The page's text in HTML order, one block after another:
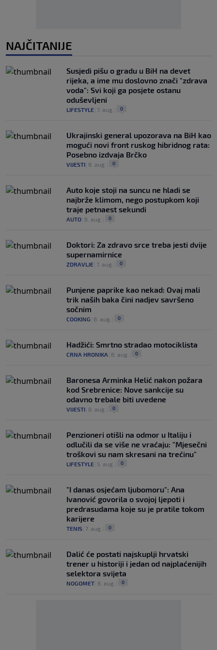
NAJČITANIJE
Susjedi pišu o gradu u BiH na devet
rijeka, a ime mu doslovno znači "zdrava
voda": Svi koji ga posjete ostanu
oduševljeni
LIFESTYLE 7. aug. 0
Ukrajinski general upozorava na BiH kao
mogući novi front ruskog hibridnog rata:
Posebno izdvaja Brčko
VIJESTI 8. aug. 0
Auto koje stoji na suncu ne hladi se
najbrže klimom, nego postupkom koji
traje petnaest sekundi
AUTO 6. aug. 0
Doktori: Za zdravo srce treba jesti dvije
supernamirnice
ZDRAVLJE 7. aug. 0
Punjene paprike kao nekad: Ovaj mali
trik naših baka čini nadjev savršeno
sočnim
COOKING 8. aug. 0
Hadžići: Smrtno stradao motociklista
CRNA HRONIKA 8. aug. 0
Baronesa Arminka Helić nakon požara
kod Srebrenice: Nove sankcije su
odavno trebale biti uvedene
VIJESTI 8. aug. 0
Penzioneri otišli na odmor u Italiju i
odlučili da se više ne vraćaju: "Mjesečni
troškovi su nam skresani na trećinu"
LIFESTYLE 5. aug. 0
"I danas osjećam ljubomoru": Ana
Ivanović govorila o svojoj ljepoti i
predrasudama koje su je pratile tokom
karijere
TENIS 7. aug. 0
Dalić će postati najskuplji hrvatski
trener u historiji i jedan od najplaćenijih
selektora svijeta
NOGOMET 8. aug. 0